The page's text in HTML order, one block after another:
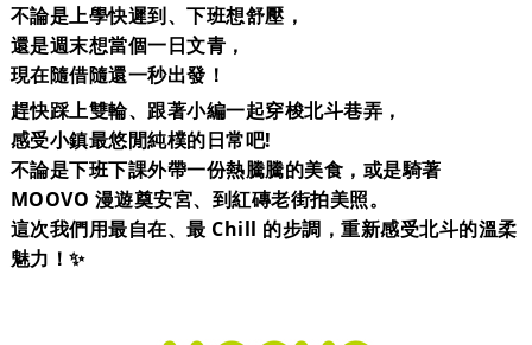
不論是上學快遲到、下班想舒壓，
還是週末想當個一日文青，
現在隨借隨還一秒出發！
趕快踩上雙輪、跟著小編一起穿梭北斗巷弄，
感受小鎮最悠閒純樸的日常吧!
不論是下班下課外帶一份熱騰騰的美食，或是騎著
MOOVO 漫遊奠安宮、到紅磚老街拍美照。
這次我們用最自在、最 Chill 的步調，重新感受北斗的溫柔
魅力！✨